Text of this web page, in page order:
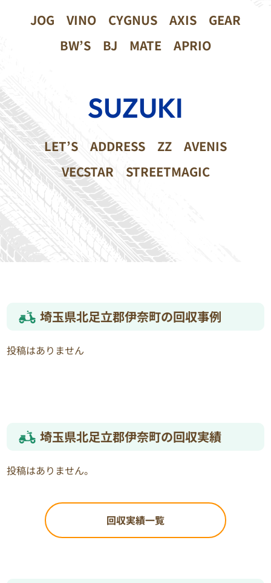
JOG VINO CYGNUS AXIS
GEAR
BW’S
BJ MATE APRIO
SUZUKI
LET’S ADDRESS ZZ
AVENIS
VECSTAR
STREETMAGIC
埼玉県北足立郡伊奈町の回収事例
投稿はありません
埼玉県北足立郡伊奈町の回収実績
投稿はありません。
回収実績一覧